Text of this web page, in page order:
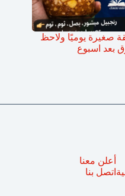
صغيرة يوميًا ولاحظ
بعد اسبوع
أعلن معنا
اتصل بنا